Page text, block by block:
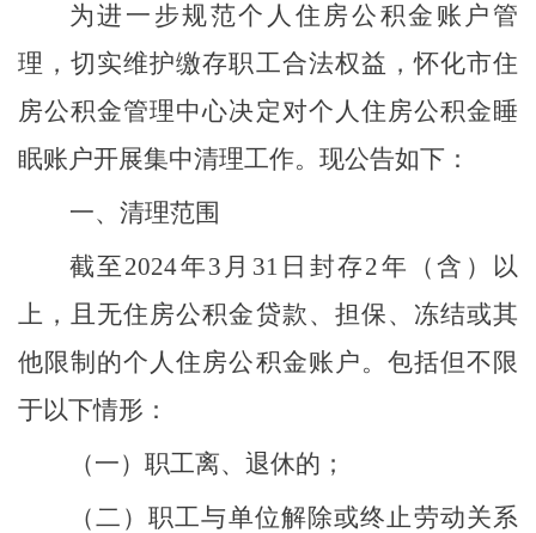
为进一步规范个人住房公积金账户管
理，切实维护缴存职工合法权益，怀化市住
房公积金管理中心决定对个人住房公积金睡
眠账户开展集中清理工作。现公告如下：
一、清理范围
截至2024年3 月 31 日封存2年（含）以
上，且无住房公积金贷款、担保、冻结或其
他限制的个人住房公积金账户。包括但不限
于以下情形：
（一）职工离、退休的；
（二）职工与单位解除或终止劳动关系